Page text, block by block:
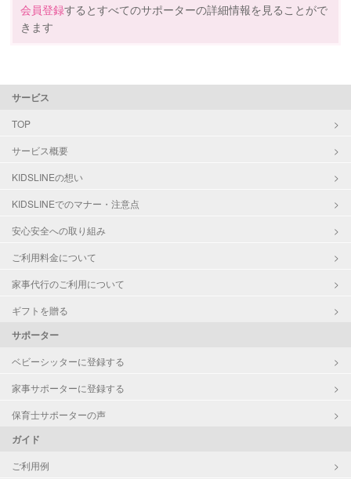
会員登録するとすべてのサポーターの詳細情報を見ることがで
きます
サービス
TOP
サービス概要
KIDSLINEの想い
KIDSLINEでのマナー・注意点
安心安全への取り組み
ご利用料金について
家事代行のご利用について
ギフトを贈る
サポーター
ベビーシッターに登録する
家事サポーターに登録する
保育士サポーターの声
ガイド
ご利用例